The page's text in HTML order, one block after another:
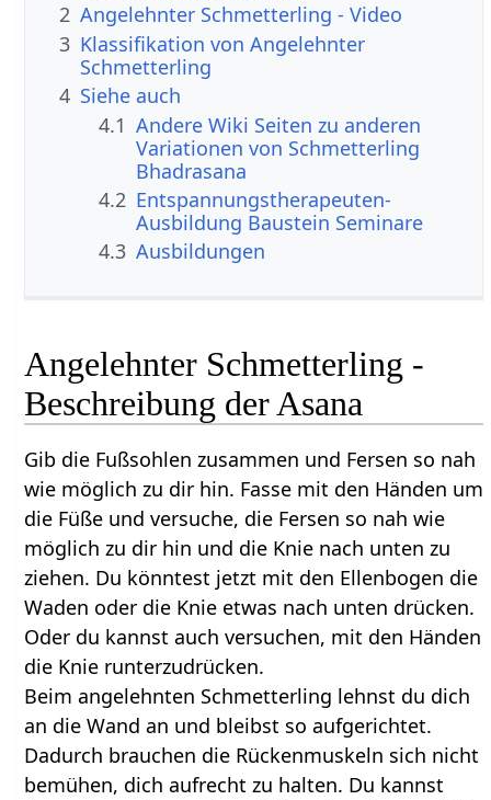
2 Angelehnter Schmetterling - Video
3 Klassifikation von Angelehnter
Schmetterling
4 Siehe auch
4.1 Andere Wiki Seiten zu anderen
Variationen von Schmetterling
Bhadrasana
4.2 Entspannungstherapeuten-
Ausbildung Baustein Seminare
4.3 Ausbildungen
Angelehnter Schmetterling -
Beschreibung der Asana
Gib die Fußsohlen zusammen und Fersen so nah
wie möglich zu dir hin. Fasse mit den Händen um
die Füße und versuche, die Fersen so nah wie
möglich zu dir hin und die Knie nach unten zu
ziehen. Du könntest jetzt mit den Ellenbogen die
Waden oder die Knie etwas nach unten drücken.
Oder du kannst auch versuchen, mit den Händen
die Knie runterzudrücken.
Beim angelehnten Schmetterling lehnst du dich
an die Wand an und bleibst so aufgerichtet.
Dadurch brauchen die Rückenmuskeln sich nicht
bemühen, dich aufrecht zu halten. Du kannst